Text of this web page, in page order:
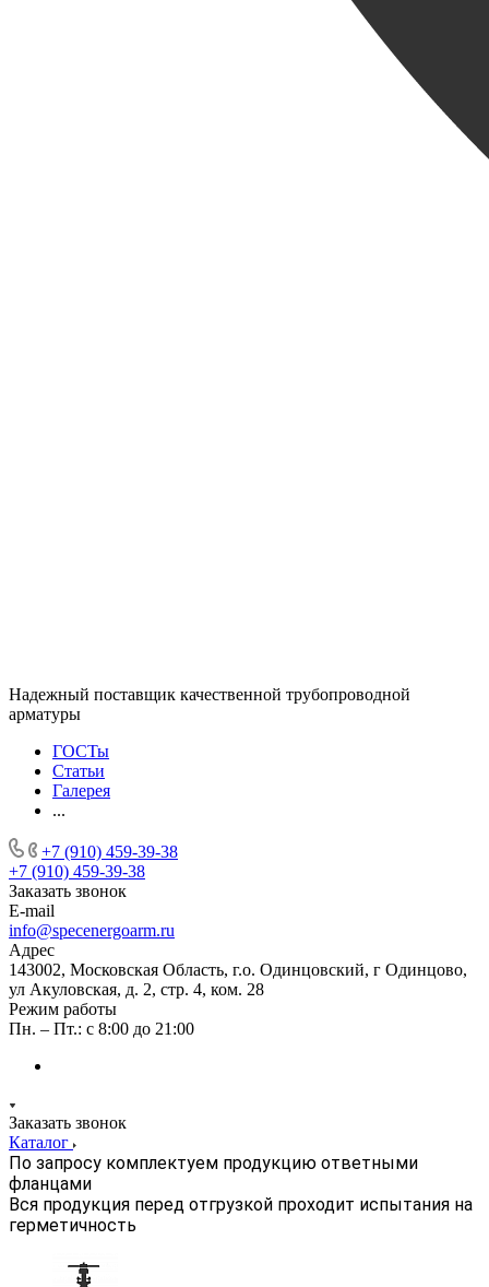
Надежный поставщик качественной трубопроводной
арматуры
ГОСТы
Статьи
Галерея
...
+7 (910) 459-39-38
+7 (910) 459-39-38
Заказать звонок
E-mail
info@specenergoarm.ru
Адрес
143002, Московская Область, г.о. Одинцовский, г Одинцово,
ул Акуловская, д. 2, стр. 4, ком. 28
Режим работы
Пн. – Пт.: с 8:00 до 21:00
Заказать звонок
Каталог
По запросу комплектуем продукцию ответными
фланцами
Вся продукция перед отгрузкой проходит испытания на
герметичность